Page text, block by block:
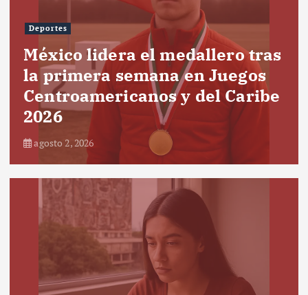
Deportes
México lidera el medallero tras
la primera semana en Juegos
Centroamericanos y del Caribe
2026
agosto 2, 2026